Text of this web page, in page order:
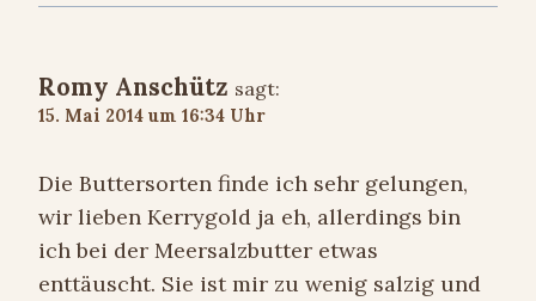
Romy Anschütz sagt:
15. Mai 2014 um 16:34 Uhr
Die Buttersorten finde ich sehr gelungen,
wir lieben Kerrygold ja eh, allerdings bin
ich bei der Meersalzbutter etwas
enttäuscht. Sie ist mir zu wenig salzig und